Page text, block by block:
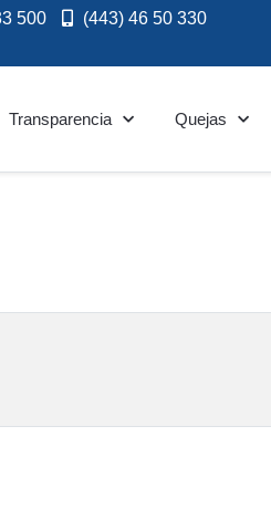
500
(443) 46 50 330
Transparencia Quejas